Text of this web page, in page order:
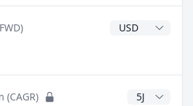
CAGR Jahre